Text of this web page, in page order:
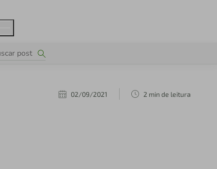
02/09/2021 2 min de leitura